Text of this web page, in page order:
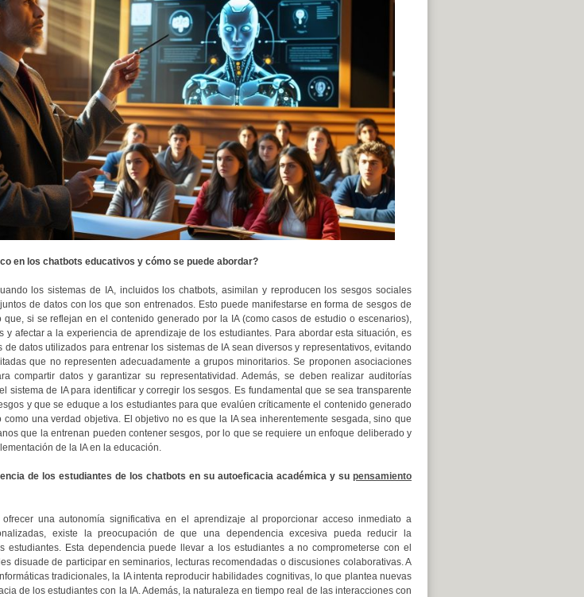
en los chatbots educativos y cómo se puede abordar?
los sistemas de IA, incluidos los chatbots, asimilan y reproducen los sesgos sociales
de datos con los que son entrenados. Esto puede manifestarse en forma de sesgos de
si se reflejan en el contenido generado por la IA (como casos de estudio o escenarios),
y afectar a la experiencia de aprendizaje de los estudiantes. Para abordar esta situación, es
de datos utilizados para entrenar los sistemas de IA sean diversos y representativos, evitando
que no representen adecuadamente a grupos minoritarios. Se proponen asociaciones
compartir datos y garantizar su representatividad. Además, se deben realizar auditorías
sistema de IA para identificar y corregir los sesgos. Es fundamental que se sea transparente
y que se eduque a los estudiantes para que evalúen críticamente el contenido generado
como una verdad objetiva. El objetivo no es que la IA sea inherentemente sesgada, sino que
que la entrenan pueden contener sesgos, por lo que se requiere un enfoque deliberado y
de la IA en la educación.
de los estudiantes de los chatbots en su autoeficacia académica y su pensamiento
una autonomía significativa en el aprendizaje al proporcionar acceso inmediato a
existe la preocupación de que una dependencia excesiva pueda reducir la
estudiantes. Esta dependencia puede llevar a los estudiantes a no comprometerse con el
disuade de participar en seminarios, lecturas recomendadas o discusiones colaborativas. A
tradicionales, la IA intenta reproducir habilidades cognitivas, lo que plantea nuevas
de los estudiantes con la IA. Además, la naturaleza en tiempo real de las interacciones con